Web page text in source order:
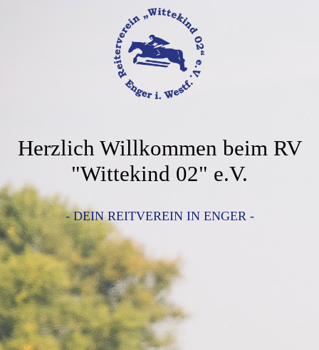
Herzlich Willkommen beim RV
"Wittekind 02" e.V.
- DEIN REITVEREIN IN ENGER -